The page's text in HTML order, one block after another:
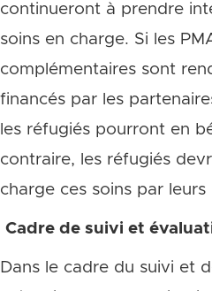
continueront à prendre
soins en charge. Si les
complémentaires sont
financés par les
les réfugiés pourront en
contraire, les réfugiés
charge ces soins par
Cadre de suivi et
Dans le cadre du suivi et